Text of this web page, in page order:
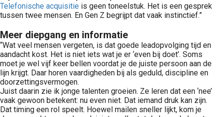
Telefonische acquisitie is geen toneelstuk. Het is een gesprek
tussen twee mensen. En Gen Z begrijpt dat vaak instinctief.”
Meer diepgang en informatie
“Wat veel mensen vergeten, is dat goede leadopvolging tijd en
aandacht kost. Het is niet iets wat je er ‘even bij doet’. Soms
moet je wel vijf keer bellen voordat je de juiste persoon aan de
lijn krijgt. Daar horen vaardigheden bij als geduld, discipline en
doorzettingsvermogen.
Juist daarin zie ik jonge talenten groeien. Ze leren dat een ‘nee’
vaak gewoon betekent: nu even niet. Dat iemand druk kan zijn.
Dat timing een rol speelt. Hoewel mailen sneller lijkt, kom je